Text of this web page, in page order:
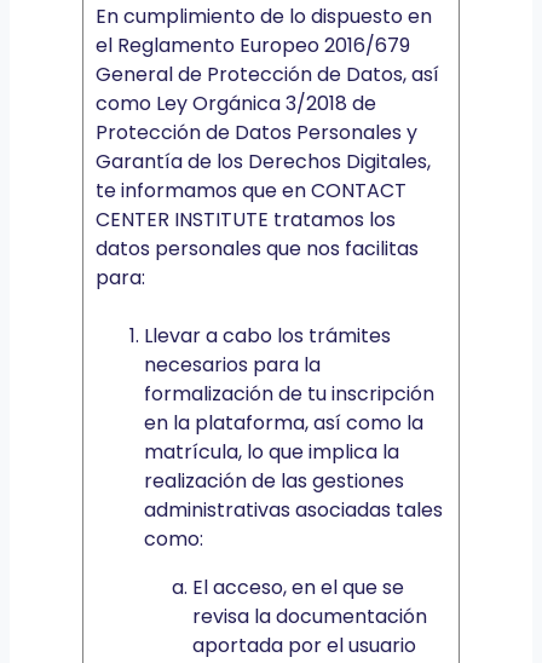
En cumplimiento de lo dispuesto en
el Reglamento Europeo 2016/679
General de Protección de Datos, así
como Ley Orgánica 3/2018 de
Protección de Datos Personales y
Garantía de los Derechos Digitales,
te informamos que en CONTACT
CENTER INSTITUTE tratamos los
datos personales que nos facilitas
para:
Llevar a cabo los trámites
necesarios para la
formalización de tu inscripción
en la plataforma, así como la
matrícula, lo que implica la
realización de las gestiones
administrativas asociadas tales
como:
El acceso, en el que se
revisa la documentación
aportada por el usuario